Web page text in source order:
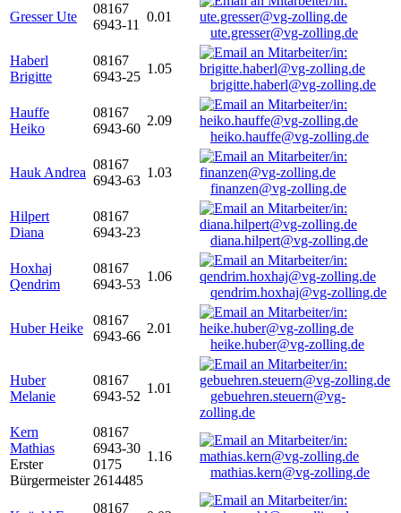
Gresser Ute
08167
6943-11
0.01
ute.gresser@vg-zolling.de
Haberl
Brigitte
08167
6943-25
1.05
brigitte.haberl@vg-zolling.de
Hauffe
Heiko
08167
6943-60
2.09
heiko.hauffe@vg-zolling.de
Hauk Andrea
08167
6943-63
1.03
finanzen@vg-zolling.de
Hilpert
Diana
08167
6943-23
diana.hilpert@vg-zolling.de
Hoxhaj
Qendrim
08167
6943-53
1.06
qendrim.hoxhaj@vg-zolling.de
Huber Heike
08167
6943-66
2.01
heike.huber@vg-zolling.de
Huber
Melanie
08167
6943-52
1.01
gebuehren.steuern@vg-
zolling.de
Kern
Mathias
Erster
Bürgermeister
08167
6943-30
0175
2614485
1.16
mathias.kern@vg-zolling.de
08167